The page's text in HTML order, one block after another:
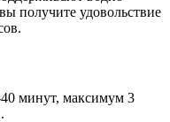
получите удовольствие
минут, максимум 3